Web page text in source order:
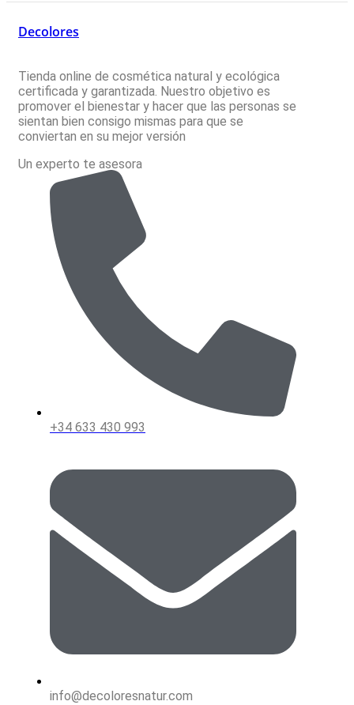
Decolores
Tienda online de cosmética natural y ecológica
certificada y garantizada. Nuestro objetivo es
promover el bienestar y hacer que las personas se
sientan bien consigo mismas para que se
conviertan en su mejor versión
Un experto te asesora
+34 633 430 993
info@decoloresnatur.com